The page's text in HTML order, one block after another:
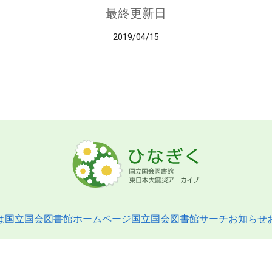
最終更新日
2019/04/15
国立国会図書館ホームページ国立国会図書館サーチお知らせ